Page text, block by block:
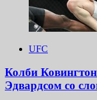
UFC
Колби
Эдвардсом со